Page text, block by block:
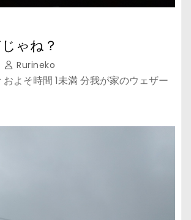
ゃね？
Rurineko
よそ時間 1未満 分我が家のウェザー